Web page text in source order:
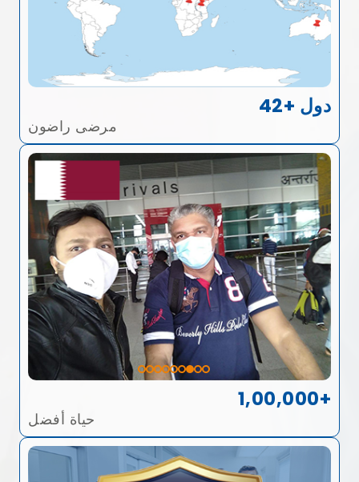
42+ دول
مرضى راضون
1,00,000+
حياة أفضل